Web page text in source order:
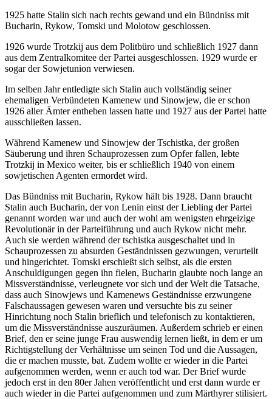
1925 hatte Stalin sich nach rechts gewand und ein Bündniss mit
Bucharin, Rykow, Tomski und Molotow geschlossen.
1926 wurde Trotzkij aus dem Politbüro und schließlich 1927 dann
aus dem Zentralkomitee der Partei ausgeschlossen. 1929 wurde er
sogar der Sowjetunion verwiesen.
Im selben Jahr entledigte sich Stalin auch vollständig seiner
ehemaligen Verbündeten Kamenew und Sinowjew, die er schon
1926 aller Ämter entheben lassen hatte und 1927 aus der Partei hatte
ausschließen lassen.
Während Kamenew und Sinowjew der Tschistka, der großen
Säuberung und ihren Schauprozessen zum Opfer fallen, lebte
Trotzkij in Mexico weiter, bis er schließlich 1940 von einem
sowjetischen Agenten ermordet wird.
Das Bündniss mit Bucharin, Rykow hält bis 1928. Dann braucht
Stalin auch Bucharin, der von Lenin einst der Liebling der Partei
genannt worden war und auch der wohl am wenigsten ehrgeizige
Revolutionär in der Parteiführung und auch Rykow nicht mehr.
Auch sie werden während der tschistka ausgeschaltet und in
Schauprozessen zu absurden Geständnissen gezwungen, verurteilt
und hingerichtet. Tomski erschießt sich selbst, als die ersten
Anschuldigungen gegen ihn fielen, Bucharin glaubte noch lange an
Missverständnisse, verleugnete vor sich und der Welt die Tatsache,
dass auch Sinowjews und Kamenews Geständnisse erzwungene
Falschaussagen gewesen waren und versuchte bis zu seiner
Hinrichtung noch Stalin brieflich und telefonisch zu kontaktieren,
um die Missverständnisse auszuräumen. Außerdem schrieb er einen
Brief, den er seine junge Frau auswendig lernen ließt, in dem er um
Richtigstellung der Verhältnisse um seinen Tod und die Aussagen,
die er machen musste, bat. Zudem wollte er wieder in die Partei
aufgenommen werden, wenn er auch tod war. Der Brief wurde
jedoch erst in den 80er Jahen veröffentlicht und erst dann wurde er
auch wieder in die Partei aufgenommen und zum Märthyrer stilisiert.